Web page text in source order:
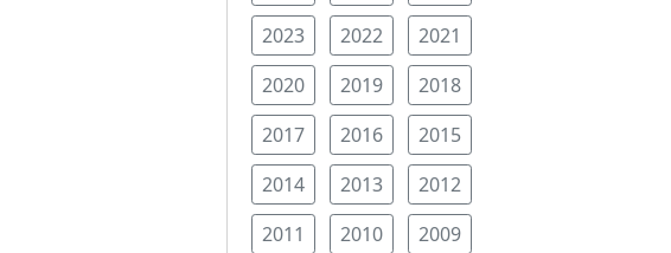
2023
2022
2021
2020
2019
2018
2017
2016
2015
2014
2013
2012
2011
2010 2009